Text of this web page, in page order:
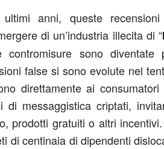
ultimi anni, queste
di un’industria illecita di “
contromisure sono
false si sono evolute nel
direttamente ai
di messaggistica criptati,
prodotti gratuiti o altri
di centinaia di dipendenti